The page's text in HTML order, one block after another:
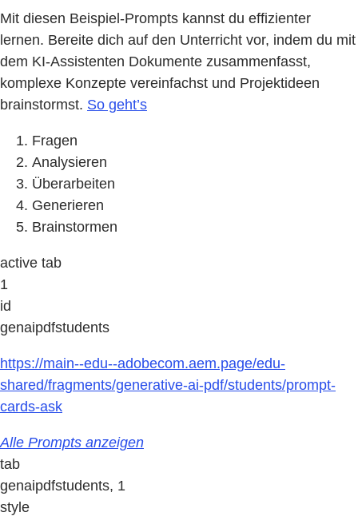
Mit diesen Beispiel-Prompts kannst du effizienter
lernen. Bereite dich auf den Unterricht vor, indem du mit
dem KI-Assistenten Dokumente zusammenfasst,
komplexe Konzepte vereinfachst und Projektideen
brainstormst. So geht’s
Fragen
Analysieren
Überarbeiten
Generieren
Brainstormen
active tab
1
id
genaipdfstudents
https://main--edu--adobecom.aem.page/edu-
shared/fragments/generative-ai-pdf/students/prompt-
cards-ask
Alle Prompts anzeigen
tab
genaipdfstudents, 1
style